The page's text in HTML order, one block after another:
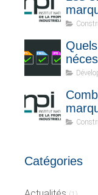
votre
Catégories